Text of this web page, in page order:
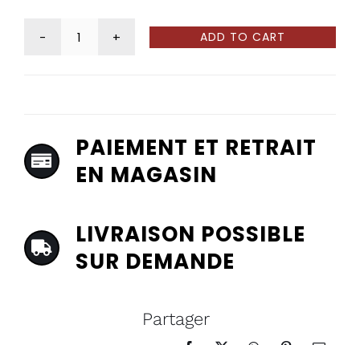
7245
quantity
ADD TO CART
PAIEMENT ET RETRAIT
EN MAGASIN
LIVRAISON POSSIBLE
SUR DEMANDE
Partager